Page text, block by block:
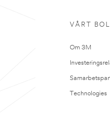
VÅRT
Om 3M
Technologies